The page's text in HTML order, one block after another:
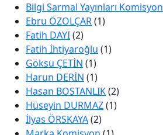
Bilgi Sarmal Yayınları Komisyon
Ebru ÖZOLÇAR(1)
Fatih DAYI(2)
Fatih İhtiyaroğlu (1)
Göksu ÇETİN (1)
Harun DERİN (1)
Hasan BOSTANLIK(2)
Hüseyin DURMAZ(1)
İlyas ÖRSKAYA(2)